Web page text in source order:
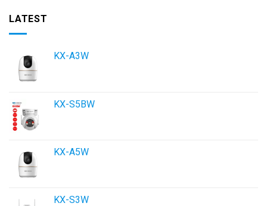
LATEST
KX-A3W
KX-S5BW
KX-A5W
KX-S3W